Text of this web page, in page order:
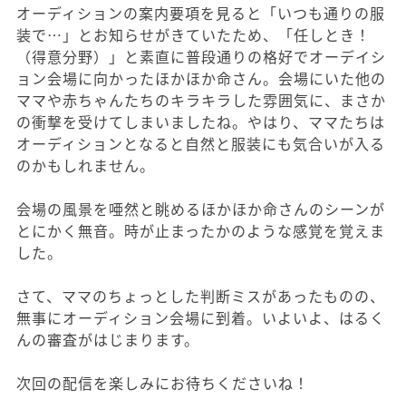
オーディションの案内要項を見ると「いつも通りの服
装で…」とお知らせがきていたため、「任しとき！
（得意分野）」と素直に普段通りの格好でオーデイシ
ョン会場に向かったほかほか命さん。会場にいた他の
ママや赤ちゃんたちのキラキラした雰囲気に、まさか
の衝撃を受けてしまいましたね。やはり、ママたちは
オーディションとなると自然と服装にも気合いが入る
のかもしれません。
会場の風景を唖然と眺めるほかほか命さんのシーンが
とにかく無音。時が止まったかのような感覚を覚えま
した。
さて、ママのちょっとした判断ミスがあったものの、
無事にオーディション会場に到着。いよいよ、はるく
んの審査がはじまります。
次回の配信を楽しみにお待ちくださいね！